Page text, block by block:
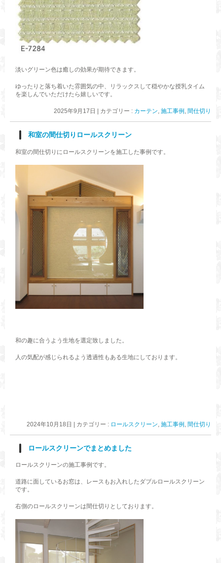
淡いグリーン色は癒しの効果が期待できます。
ゆったりと落ち着いた雰囲気の中、リラックスして穏やかな授乳タイム
を楽しんでいただけたら嬉しいです。
2025年9月17日 カテゴリー : カーテン, 施工事例 , 間仕切り
和室の間仕切りロールスクリーン
和室の間仕切りにロールスクリーンを施工した事例です。
和の趣に合うよう生地を選定致しました。
人の気配が感じられるよう透過性もある生地にしております。
2024年10月18日 | カテゴリー : ロールスクリーン 施工事例 間仕切り
ロールスクリーンでまとめました
ロールスクリーンの施工事例です。
道路に面しているお窓は、レースもお入れしたダブルロールスクリーン
です。
右側のロールスクリーンは間仕切りとしております。